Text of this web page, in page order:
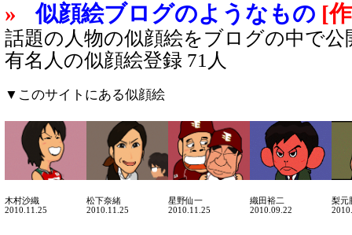
» 似顔絵ブログのようなもの [
話題の人物の似顔絵をブログの中で
有名人の似顔絵登録 71人
▼このサイトにある似顔絵
木村沙織
2010.11.25
松下奈緒
2010.11.25
星野仙一
2010.11.25
織田裕二
2010.09.22
梨元